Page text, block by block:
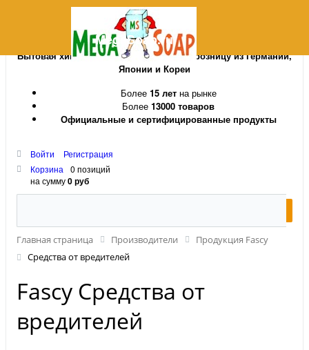
MegaSoap.ru
Бытовая химия и косметика оптом и в розницу из Германии,
Японии и Кореи
Более 15 летна рынке
Более 13000 товаров
Официальные и сертифицированные продукты
Войти
Регистрация
Корзина
0 позиций
на сумму0 руб
Главная страница Производители
Продукция Fascy
Средства от вредителей
Fascy Средства от
вредителей